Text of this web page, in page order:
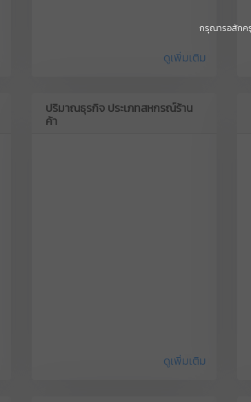
ดูเพิ่มเติม
ปริมาณธุรกิจ ประเภทสหกรณ์ร้าน
ค้า
ดูเพิ่มเติม
กรุณารอสักค